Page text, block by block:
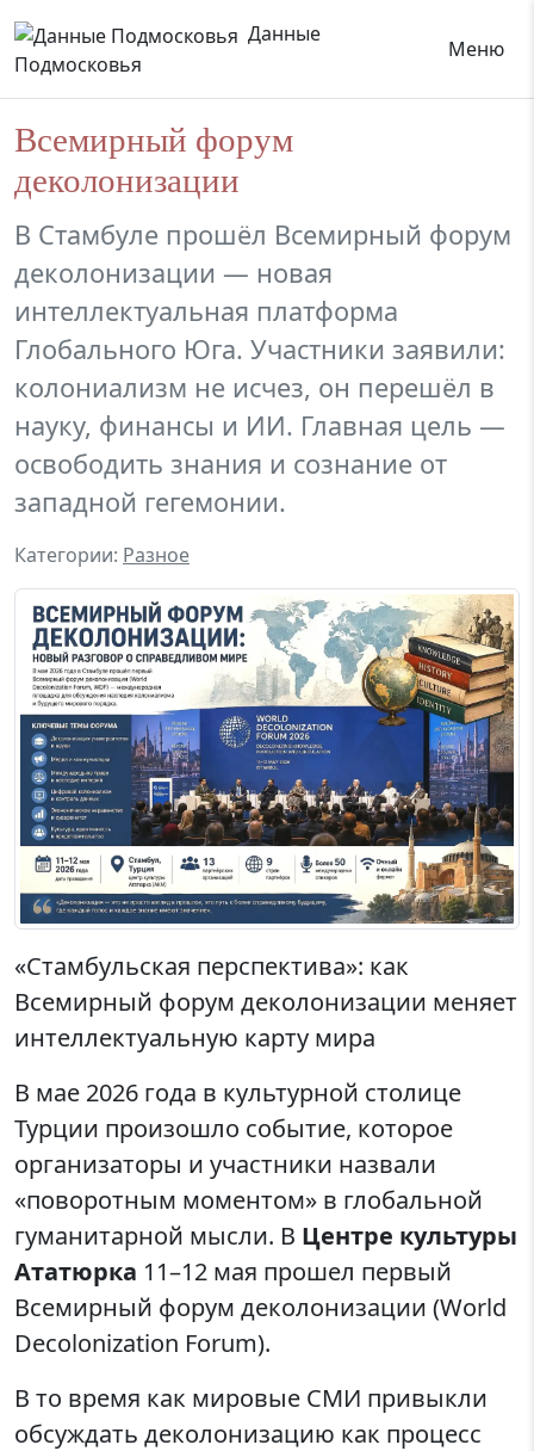
Данные
Подмосковья
Меню
Всемирный форум
деколонизации
В Стамбуле прошёл Всемирный форум
деколонизации — новая
интеллектуальная платформа
Глобального Юга. Участники заявили:
колониализм не исчез, он перешёл в
науку, финансы и ИИ. Главная цель —
освободить знания и сознание от
западной гегемонии.
Категории: Разное
«Стамбульская перспектива»: как
Всемирный форум деколонизации меняет
интеллектуальную карту мира
В мае 2026 года в культурной столице
Турции произошло событие, которое
организаторы и участники назвали
«поворотным моментом» в глобальной
гуманитарной мысли. В Центре культуры
Ататюрка 11–12 мая прошел первый
Всемирный форум деколонизации (World
Decolonization Forum).
В то время как мировые СМИ привыкли
обсуждать деколонизацию как процесс